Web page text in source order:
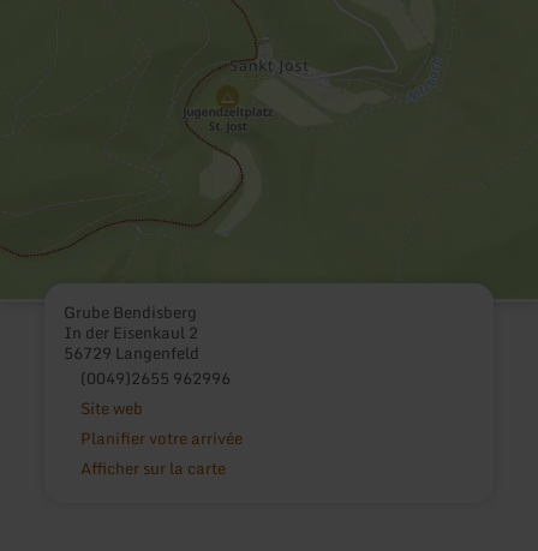
Grube Bendisberg
In der Eisenkaul 2
56729 Langenfeld
(0049)2655 962996
Site web
Planifier votre arrivée
Afficher sur la carte